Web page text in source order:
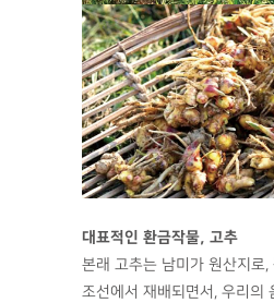
대표적인 환금작물, 고추
본래 고추는 남미가 원산지로,
조선에서 재배되면서, 우리의